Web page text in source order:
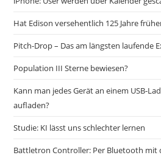
Hat Edison versehentlich 125 Jahre
Pitch-Drop – Das am längsten laufende
Population III Sterne bewiesen?
Kann man jedes Gerät an einem USB-
aufladen?
Studie: KI lässt uns schlechter lernen
Battletron Controller: Per Bluetooth mit